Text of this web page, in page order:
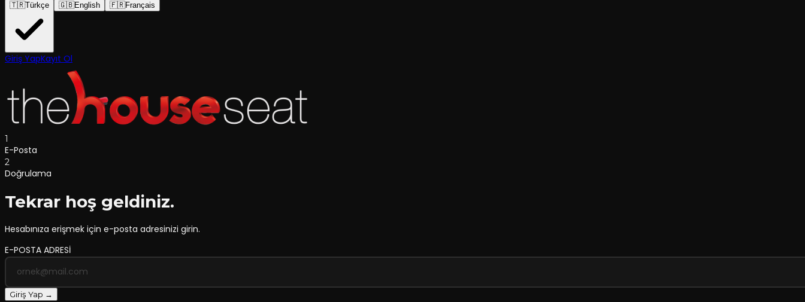
🇹🇷Türkçe 🇬🇧English 🇫🇷Français
Giriş YapKayıt Ol
1
E-Posta
2
Doğrulama
Tekrar hoş geldiniz.
Hesabınıza erişmek için e-posta adresinizi girin.
E-POSTA ADRESİ
Giriş Yap →